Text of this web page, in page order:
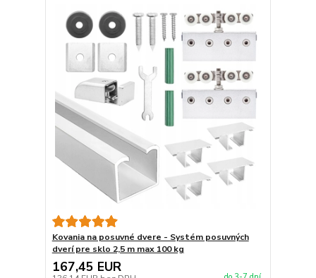
Kovania na posuvné dvere - Systém posuvných
dverí pre sklo 2,5 m max 100 kg
167,45 EUR